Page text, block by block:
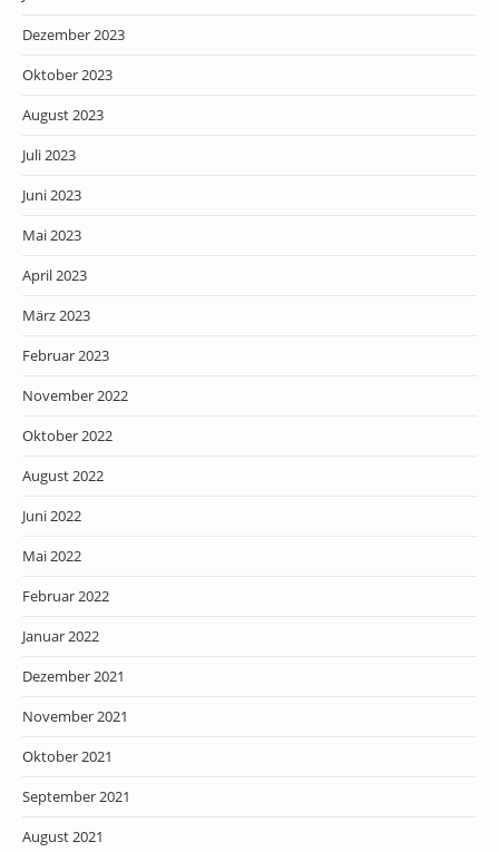
Dezember 2023
Oktober 2023
August 2023
Juli 2023
Juni 2023
Mai 2023
April 2023
März 2023
Februar 2023
November 2022
Oktober 2022
August 2022
Juni 2022
Mai 2022
Februar 2022
Januar 2022
Dezember 2021
November 2021
Oktober 2021
September 2021
August 2021